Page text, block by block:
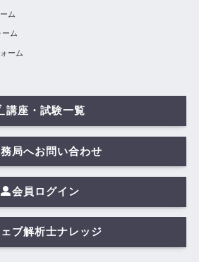
ム
ーム
ーム
講座・試験一覧
局へお問い合わせ
会員ログイン
ブ解析士ナレッジ